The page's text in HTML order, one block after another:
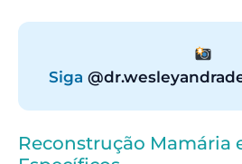
Siga
Reconstrução Mamária